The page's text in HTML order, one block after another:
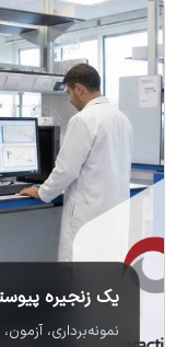
یک زنجیره
نمونه‌برداری،